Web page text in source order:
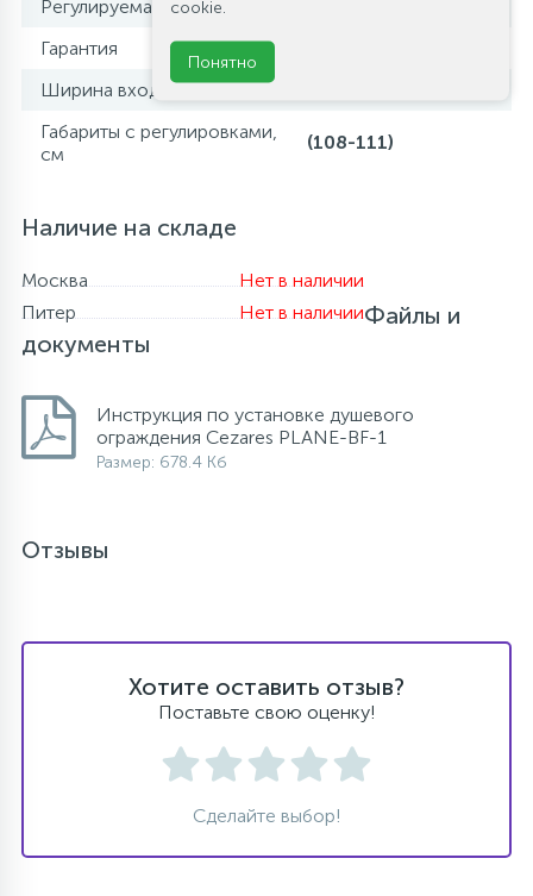
Регулируемая ширина
Гарантия
Ширина входа, см
Габариты с регулировками,
см
(108-111)
Наличие на складе
Москва
Нет в наличии
Питер
Нет в наличииФайлы и
документы
Инструкция по установке душевого
ограждения Cezares PLANE-BF-1
Размер: 678.4 Кб
Отзывы
Хотите оставить отзыв?
Поставьте свою оценку!
Сделайте выбор!
cookie.
Понятно